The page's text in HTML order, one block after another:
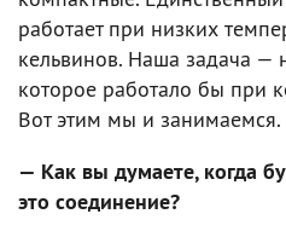
работает при низких
кельвинов. Наша задача —
которое работало бы при
Вот этим мы и занимаемся.
— Как вы думаете, когда
это соединение?